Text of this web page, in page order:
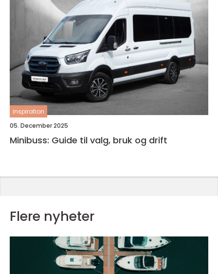
inspiration
05. December 2025
Minibuss: Guide til valg, bruk og drift
Flere nyheter